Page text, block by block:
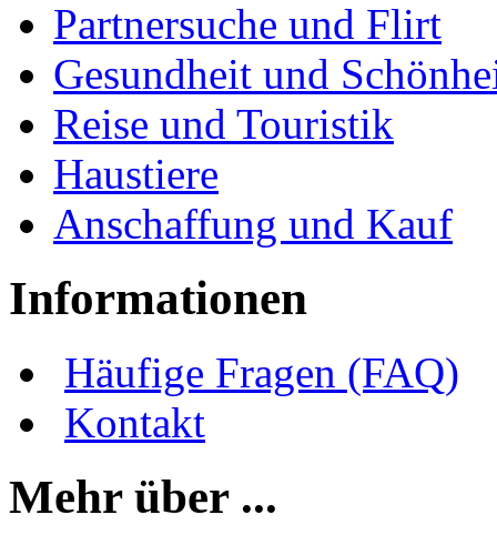
Partnersuche und Flirt
Gesundheit und
Reise und Touristik
Haustiere
Anschaffung und Kauf
Informationen
Häufige Fragen (FAQ)
Kontakt
Mehr über ...